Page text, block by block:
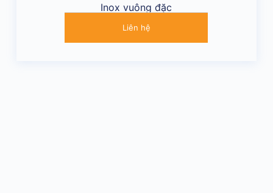
Inox vuông đặc
Liên hệ